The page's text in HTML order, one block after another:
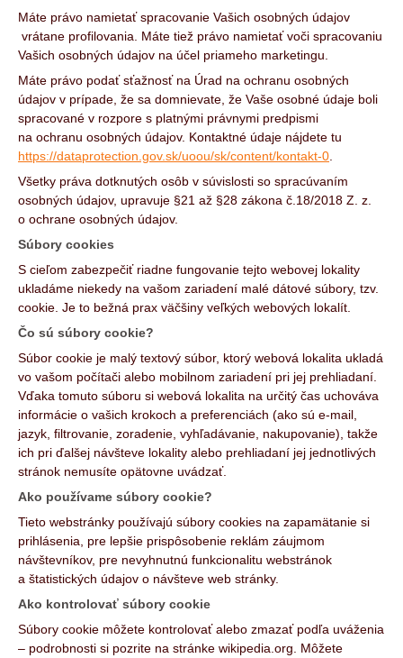
Máte právo namietať spracovanie Vašich osobných údajov
vrátane profilovania. Máte tiež právo namietať voči spracovaniu
Vašich osobných údajov na účel priameho marketingu.
Máte právo podať sťažnosť na Úrad na ochranu osobných
údajov v prípade, že sa domnievate, že Vaše osobné údaje boli
spracované v rozpore s platnými právnymi predpismi
na ochranu osobných údajov. Kontaktné údaje nájdete tu
https://dataprotection.gov.sk/uoou/sk/content/kontakt-0
Všetky práva dotknutých osôb v súvislosti so spracúvaním
osobných údajov, upravuje §21 až §28 zákona č.18/2018 Z. z.
o ochrane osobných údajov.
Súbory cookies
S cieľom zabezpečiť riadne fungovanie tejto webovej lokality
ukladáme niekedy na vašom zariadení malé dátové súbory, tzv.
cookie. Je to bežná prax väčšiny veľkých webových lokalít.
Čo sú súbory cookie?
Súbor cookie je malý textový súbor, ktorý webová lokalita ukladá
vo vašom počítači alebo mobilnom zariadení pri jej prehliadaní.
Vďaka tomuto súboru si webová lokalita na určitý čas uchováva
informácie o vašich krokoch a preferenciách (ako sú e-mail,
jazyk, filtrovanie, zoradenie, vyhľadávanie, nakupovanie), takže
ich pri ďalšej návšteve lokality alebo prehliadaní jej jednotlivých
stránok nemusíte opätovne uvádzať.
Ako používame súbory cookie?
Tieto webstránky používajú súbory cookies na zapamätanie si
prihlásenia, pre lepšie prispôsobenie reklám záujmom
návštevníkov, pre nevyhnutnú funkcionalitu webstránok
a štatistických údajov o návšteve web stránky.
Ako kontrolovať súbory cookie
Súbory cookie môžete kontrolovať alebo zmazať podľa uváženia
– podrobnosti si pozrite na stránke wikipedia.org. Môžete